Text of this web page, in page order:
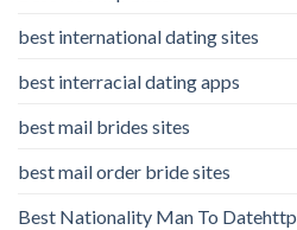
best international dating sites
best interracial dating apps
best mail brides sites
best mail order bride sites
Best Nationality Man To